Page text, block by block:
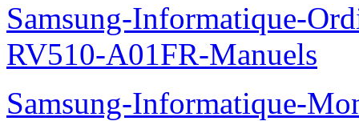
Samsung-Informatique-
RV510-A01FR-Manuels
Samsung-Informatique-